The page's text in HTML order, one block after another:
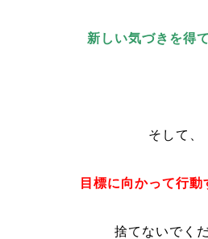
新しい気づきを得
そして、
目標に向かって行動
捨てないでく